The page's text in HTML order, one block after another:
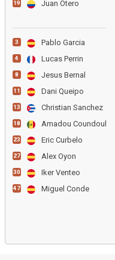
19 Juan Otero
3 Pablo Garcia
4 Lucas Perrin
8 Jesus Bernal
11 Dani Queipo
13 Christian Sanchez
18 Amadou Coundoul
23 Eric Curbelo
27 Alex Oyon
30 Iker Venteo
47 Miguel Conde